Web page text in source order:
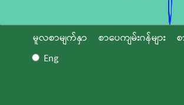
မူလစာမျက်နှာ စာပေကျမ်းဂန်များ
Eng